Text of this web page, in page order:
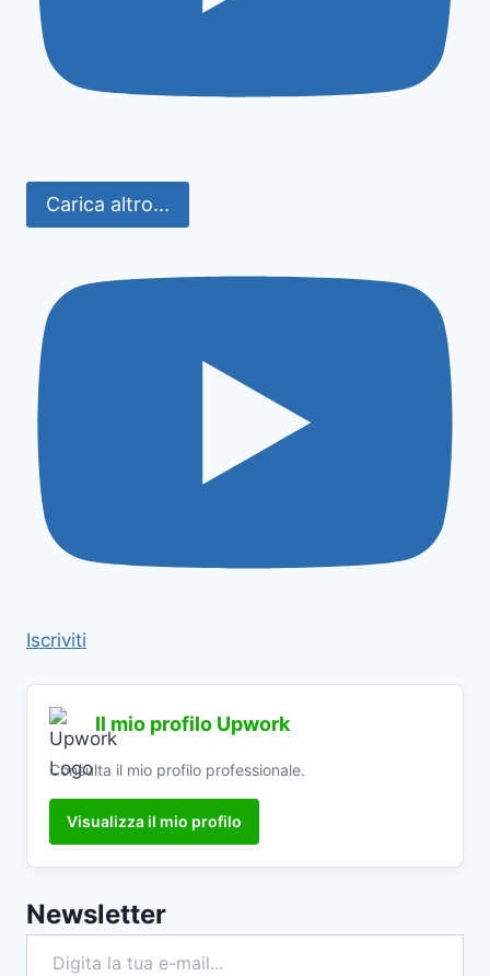
Carica altro...
Iscriviti
Il mio profilo Upwork
Consulta il mio profilo professionale.
Visualizza il mio profilo
Newsletter
Digita la tua e-mail...